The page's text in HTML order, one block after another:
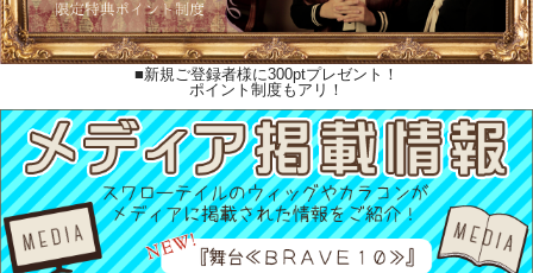
■新規ご登録者様に300ptプレゼント！
ポイント制度もアリ！